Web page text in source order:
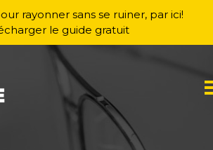
rayonner sans se ruiner, par ici!
le guide gratuit